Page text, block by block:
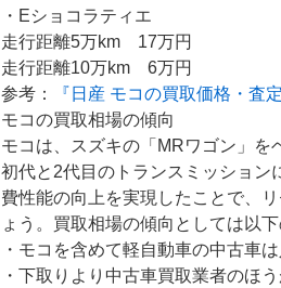
・Eショコラティエ
走行距離5万km 17万円
走行距離10万km 6万円
参考：
『日産 モコの買取価格・査
モコの買取相場の傾向
モコは、スズキの「MRワゴン」を
初代と2代目のトランスミッション
費性能の向上を実現したことで、
ょう。買取相場の傾向としては以
・モコを含めて軽自動車の中古車
・下取りより中古車買取業者のほ